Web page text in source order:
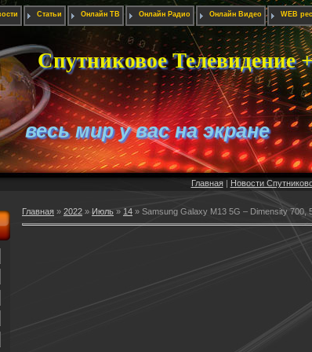
Статьи Онлайн ТВ Онлайн Радио Онлайн Видео WEB
Спутниковое Телевидение
весь мир у вас на экране
Главная| Новости
Главная » 2022 » Июль » 14 » Samsung Galaxy M13 5G – Dimensity